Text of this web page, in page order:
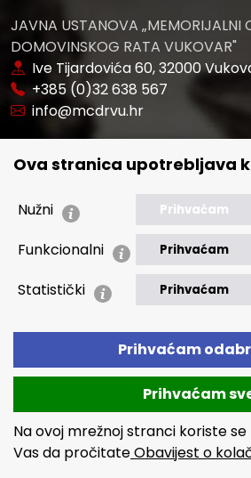
Ova stranica upotrebljava
Nužni Prihvaćam
Funkcionalni Prihvaćam
Statistički Prihvaćam
Prihvaćam
Prihvaćam
Na ovoj mrežnoj stranci koriste
Vas da pročitateObavijest o
JAVNA USTANOVA „MEMORIJALNI
DOMOVINSKOG RATA VUKOVAR"
Ive Tijardovića 60, 32000
+385 (0)32 638 567
info@mcdrvu.hr
🢒 Natječaji
🢒 Javna nabava
🢒 Izvještaji
🢒 Izjava o pristupačnosti
Copyright © 2026 MCDRVU